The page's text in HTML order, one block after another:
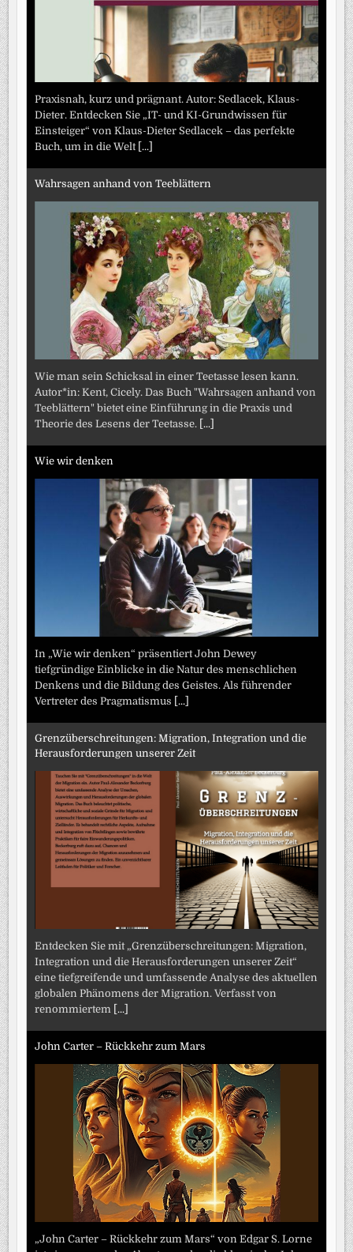
Praxisnah, kurz und prägnant. Autor: Sedlacek, Klaus-
Dieter. Entdecken Sie „IT- und KI-Grundwissen für
Einsteiger“ von Klaus-Dieter Sedlacek – das perfekte
Buch, um in die Welt [...]
Wahrsagen anhand von Teeblättern
Wie man sein Schicksal in einer Teetasse lesen kann.
Autor*in: Kent, Cicely. Das Buch "Wahrsagen anhand von
Teeblättern" bietet eine Einführung in die Praxis und
Theorie des Lesens der Teetasse. [...]
Wie wir denken
In „Wie wir denken“ präsentiert John Dewey
tiefgründige Einblicke in die Natur des menschlichen
Denkens und die Bildung des Geistes. Als führender
Vertreter des Pragmatismus [...]
Grenzüberschreitungen: Migration, Integration und die
Herausforderungen unserer Zeit
Entdecken Sie mit „Grenzüberschreitungen: Migration,
Integration und die Herausforderungen unserer Zeit“
eine tiefgreifende und umfassende Analyse des aktuellen
globalen Phänomens der Migration. Verfasst von
renommiertem [...]
John Carter – Rückkehr zum Mars
„John Carter – Rückkehr zum Mars“ von Edgar S. Lorne